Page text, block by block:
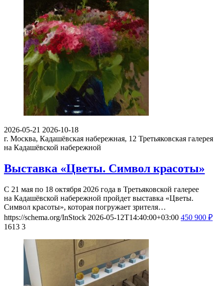
2026-05-21 2026-10-18
г. Москва, Кадашёвская набережная, 12 Третьяковская галерея
на Кадашёвской набережной
Выставка «Цветы. Символ красоты»
С 21 мая по 18 октября 2026 года в Третьяковской галерее
на Кадашёвской набережной пройдет выставка «Цветы.
Символ красоты», которая погружает зрителя…
https://schema.org/InStock 2026-05-12T14:40:00+03:00 450 900 ₽
1613 3